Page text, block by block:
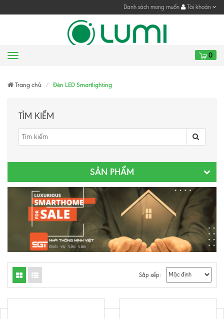
Danh sách mong muốn Tài khoản
Menu 0
Trang chủ Đèn LED Smartlighting
TÌM KIẾM
SẢN PHẨM
Sắp xếp: